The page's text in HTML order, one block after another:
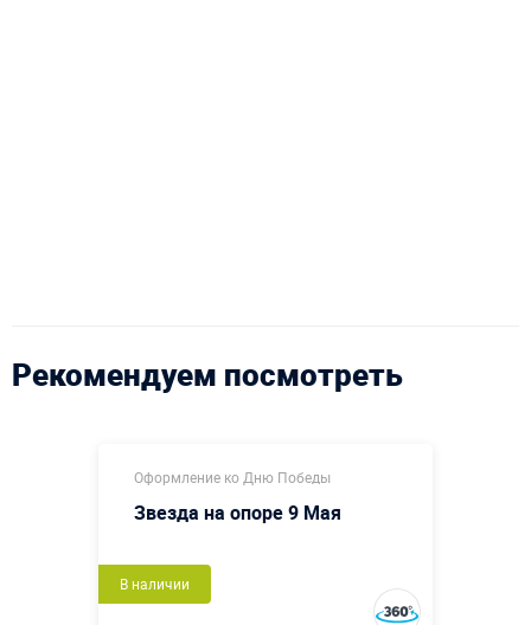
Рекомендуем посмотреть
Оформление ко Дню Победы
Звезда на опоре 9 Мая
В наличии